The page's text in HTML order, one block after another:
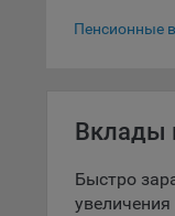
Пенсионные
Вклады
Быстро